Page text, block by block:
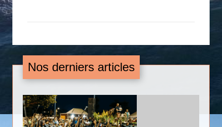
Nos derniers articles